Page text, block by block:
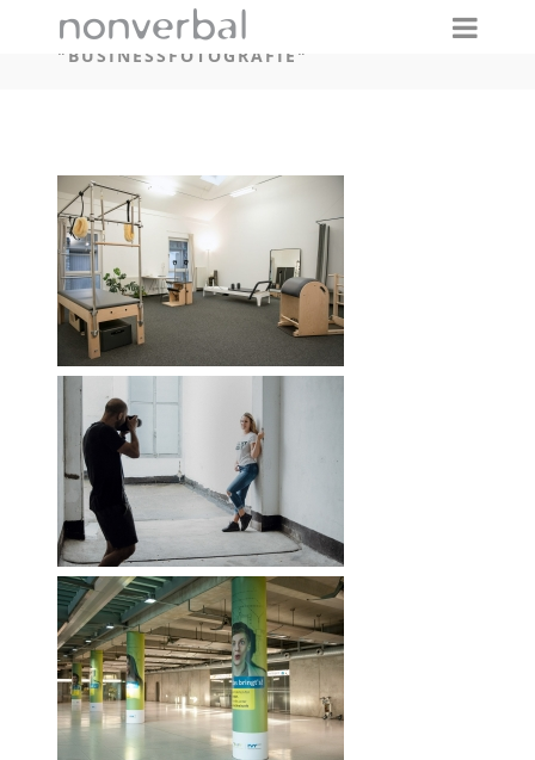
IMAGES TAGGED
"BUSINESSFOTOGRAFIE"